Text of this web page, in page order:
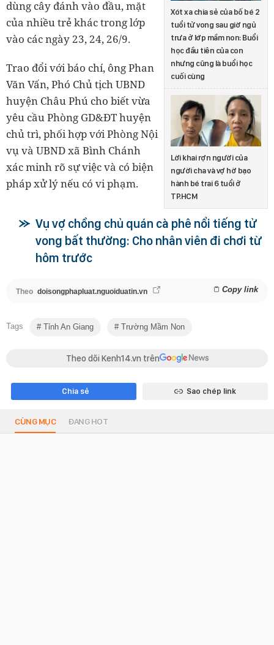
Xót xa chia sẻ của bố bé 2
tuổi tử vong sau giờ ngủ
trưa ở lớp mầm non: Buổi
học đầu tiên của con
nhưng cũng là buổi học
cuối cùng
Lời khai rợn người của
người cha và vợ hờ bạo
hành bé trai 6 tuổi ở
TP.HCM
dùng cây đánh vào đầu, mặt
của nhiều trẻ khác trong lớp
vào các ngày 23, 24, 26/9.
Trao đổi với báo chí, ông Phan
Văn Vấn, Phó Chủ tịch UBND
huyện Châu Phú cho biết vừa
yêu cầu Phòng GD&ĐT huyện
chủ trì, phối hợp với Phòng Nội
vụ và UBND xã Bình Chánh
xác minh rõ sự việc và có biện
pháp xử lý nếu có vi phạm.
Vụ vợ chồng chủ quán cà phê nổi tiếng tử
vong bất thường: Cho nhân viên đi chơi từ
hôm trước
Theo doisongphapluat.nguoiduatin.vn Copy link
Tags Tỉnh An Giang Trường Mầm Non
Theo dõi Kenh14.vn trên
Chia sẻ Sao chép link
CÙNG MỤC ĐANG HOT